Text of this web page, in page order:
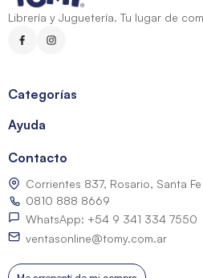
Librería y Juguetería. Tu lugar de
Categorías
Ayuda
Contacto
Corrientes 837, Rosario, Santa Fe
0810 888 8669
WhatsApp: +54 9 341 334 7550
ventasonline@tomy.com.ar